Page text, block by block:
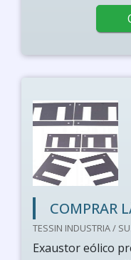
COMPRAR
TESSIN INDUSTRIA /
Exaustor eólico